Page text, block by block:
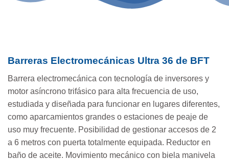
Barreras Electromecánicas Ultra 36 de BFT
Barrera electromecánica con tecnología de inversores y
motor asíncrono trifásico para alta frecuencia de uso,
estudiada y diseñada para funcionar en lugares diferentes,
como aparcamientos grandes o estaciones de peaje de
uso muy frecuente. Posibilidad de gestionar accesos de 2
a 6 metros con puerta totalmente equipada. Reductor en
baño de aceite. Movimiento mecánico con biela manivela